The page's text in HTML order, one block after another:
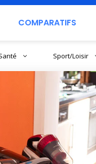
COMPARATIFS
Sport/Loisir